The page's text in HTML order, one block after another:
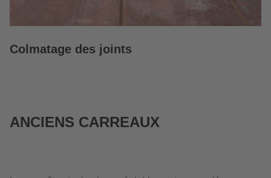
Colmatage des joints
ANCIENS CARREAUX